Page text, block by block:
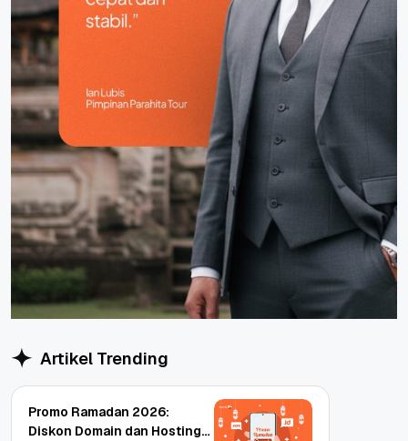
Artikel Trending
Promo Ramadan 2026:
Diskon Domain dan Hosting